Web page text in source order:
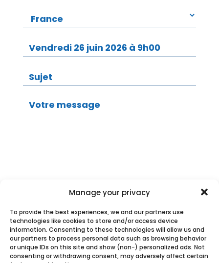
Manage your privacy
To provide the best experiences, we and our partners use
technologies like cookies to store and/or access device
information. Consenting to these technologies will allow us and
our partners to process personal data such as browsing behavior
or unique IDs on this site and show (non-) personalized ads. Not
consenting or withdrawing consent, may adversely affect certain
En soumettant ce formulaire, j’accepte que
les informations saisies soient utilisées pour
me recontacter dans le cadre d’une relation
commerciale. Je peux demander à ce que
mes informations soient supprimées.*